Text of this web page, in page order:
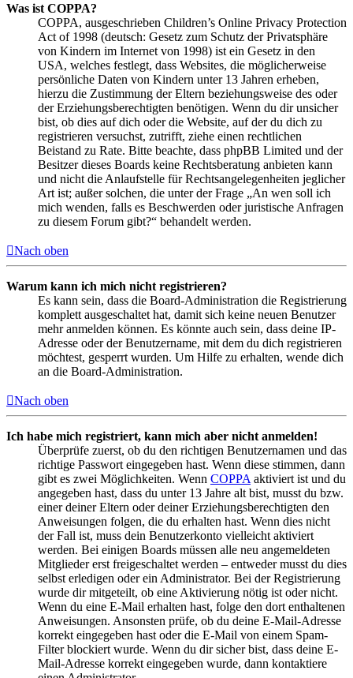
Was ist COPPA?
COPPA, ausgeschrieben Children’s Online Privacy Protection
Act of 1998 (deutsch: Gesetz zum Schutz der Privatsphäre
von Kindern im Internet von 1998) ist ein Gesetz in den
USA, welches festlegt, dass Websites, die möglicherweise
persönliche Daten von Kindern unter 13 Jahren erheben,
hierzu die Zustimmung der Eltern beziehungsweise des oder
der Erziehungsberechtigten benötigen. Wenn du dir unsicher
bist, ob dies auf dich oder die Website, auf der du dich zu
registrieren versuchst, zutrifft, ziehe einen rechtlichen
Beistand zu Rate. Bitte beachte, dass phpBB Limited und der
Besitzer dieses Boards keine Rechtsberatung anbieten kann
und nicht die Anlaufstelle für Rechtsangelegenheiten jeglicher
Art ist; außer solchen, die unter der Frage „An wen soll ich
mich wenden, falls es Beschwerden oder juristische Anfragen
zu diesem Forum gibt?“ behandelt werden.
Nach oben
Warum kann ich mich nicht registrieren?
Es kann sein, dass die Board-Administration die Registrierung
komplett ausgeschaltet hat, damit sich keine neuen Benutzer
mehr anmelden können. Es könnte auch sein, dass deine IP-
Adresse oder der Benutzername, mit dem du dich registrieren
möchtest, gesperrt wurden. Um Hilfe zu erhalten, wende dich
an die Board-Administration.
Nach oben
Ich habe mich registriert, kann mich aber nicht anmelden!
Überprüfe zuerst, ob du den richtigen Benutzernamen und das
richtige Passwort eingegeben hast. Wenn diese stimmen, dann
gibt es zwei Möglichkeiten. Wenn COPPA aktiviert ist und du
angegeben hast, dass du unter 13 Jahre alt bist, musst du bzw.
einer deiner Eltern oder deiner Erziehungsberechtigten den
Anweisungen folgen, die du erhalten hast. Wenn dies nicht
der Fall ist, muss dein Benutzerkonto vielleicht aktiviert
werden. Bei einigen Boards müssen alle neu angemeldeten
Mitglieder erst freigeschaltet werden – entweder musst du dies
selbst erledigen oder ein Administrator. Bei der Registrierung
wurde dir mitgeteilt, ob eine Aktivierung nötig ist oder nicht.
Wenn du eine E-Mail erhalten hast, folge den dort enthaltenen
Anweisungen. Ansonsten prüfe, ob du deine E-Mail-Adresse
korrekt eingegeben hast oder die E-Mail von einem Spam-
Filter blockiert wurde. Wenn du dir sicher bist, dass deine E-
Mail-Adresse korrekt eingegeben wurde, dann kontaktiere